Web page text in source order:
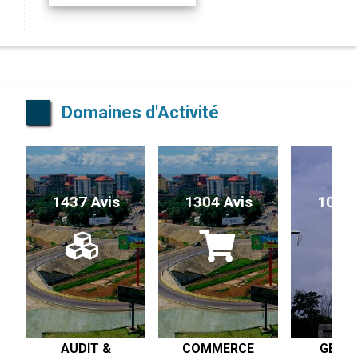
Domaines d'Activité
1437 Avis
AUDIT &
1304 Avis
COMMERCE
1017